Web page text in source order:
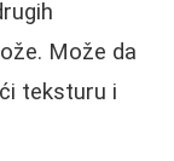
Može da
teksturu i